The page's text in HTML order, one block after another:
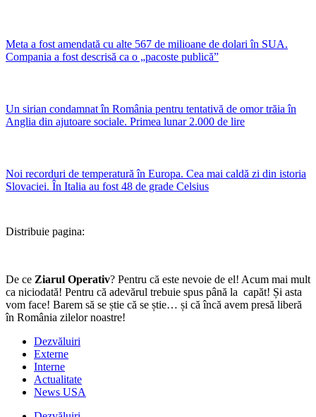
Meta a fost amendată cu alte 567 de milioane de dolari în SUA.
Compania a fost descrisă ca o „pacoste publică”
Un sirian condamnat în România pentru tentativă de omor trăia în
Anglia din ajutoare sociale. Primea lunar 2.000 de lire
Noi recorduri de temperatură în Europa. Cea mai caldă zi din istoria
Slovaciei. În Italia au fost 48 de grade Celsius
Distribuie pagina:
De ce Ziarul Operativ? Pentru că este nevoie de el! Acum mai mult
ca niciodată! Pentru că adevărul trebuie spus până la capăt! Și asta
vom face! Barem să se știe că se știe… și că încă avem presă liberă
în România zilelor noastre!
Dezvăluiri
Externe
Interne
Actualitate
News USA